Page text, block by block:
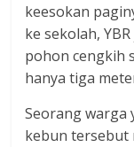
keesokan
ke sekolah,
pohon cengkih
hanya tiga
​Seorang warga
kebun tersebut